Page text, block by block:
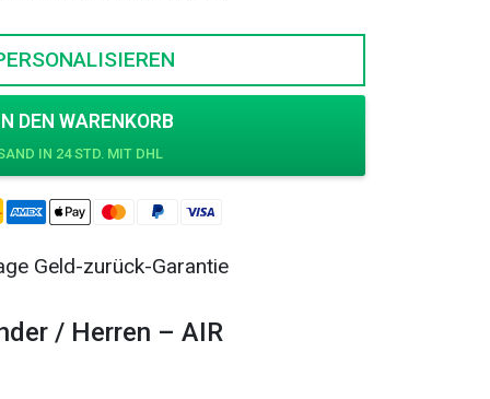
99,95 €
29,95 €.
DEN WARENKORB
Geld-zurück-Garantie
/ Herren – AIR